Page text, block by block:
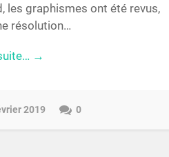
les graphismes ont été revus,
résolution…
→
2019 0